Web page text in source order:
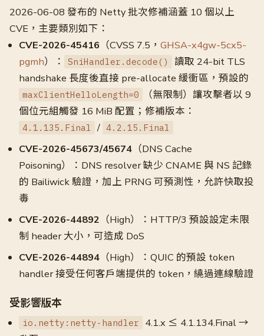
2026-06-08 發布的 Netty 批次修補涵蓋 10 個以上
CVE，主要類別如下：
CVE-2026-45416 （CVSS 7.5， GHSA-x4gw-5cx5-
pgmh）： SniHandler.decode()
讀取 24-bit TLS
handshake 長度後直接 pre-allocate 緩衝區，預設的
maxClientHelloLength=0
（無限制）讓攻擊者以 9
個位元組觸發 16 MiB 配置；修補版本：
4.1.135.Final / 4.2.15.Final
CVE-2026-45673/45674 （DNS Cache
Poisoning）：DNS resolver 缺少 CNAME 與 NS 記錄
的 Bailiwick 驗證，加上 PRNG 可預測性，允許快取投
毒
CVE-2026-44892 （High）：HTTP/3 預設設定未限
制 header 大小，可造成 DoS
CVE-2026-44894 （High）：QUIC 的預設 token
handler 接受任何客戶端提供的 token，繞過連線驗證
受影響版本
io.netty:netty-handler
4.1.x ≤ 4.1.134.Final →